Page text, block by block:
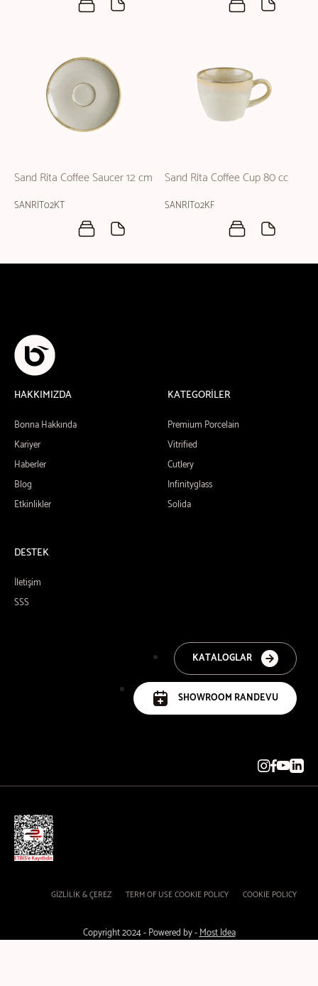
Sand Rita Coffee Saucer 12 cm
SANRIT02KT
Sand Rita Coffee Cup 80 cc
SANRIT02KF
HAKKIMIZDA
Bonna Hakkında
Kariyer
Haberler
Blog
Etkinlikler
KATEGORİLER
Premium Porcelain
Vitrified
Cutlery
Infinityglass
Solida
DESTEK
İletişim
SSS
KATALOGLAR
SHOWROOM RANDEVU
GİZLİLİK & ÇEREZ TERM OF USE COOKIE POLICY COOKIE POLICY
Copyright 2024 - Powered by -Most Idea